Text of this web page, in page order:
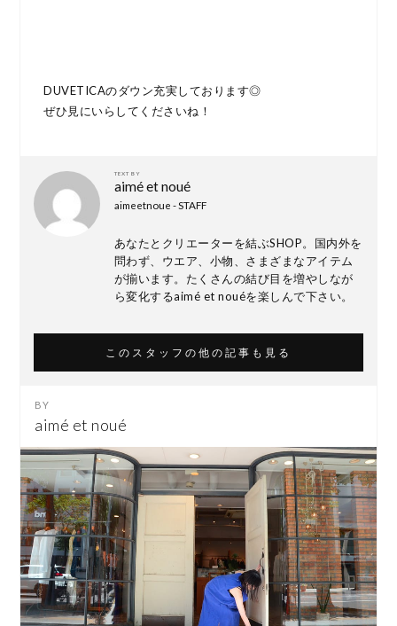
DUVETICAのダウン充実しております◎
ぜひ見にいらしてくださいね！
TEXT BY
aimé et noué
aimeetnoue - STAFF
あなたとクリエーターを結ぶSHOP。国内外を
問わず、ウエア、小物、さまざまなアイテム
が揃います。たくさんの結び目を増やしなが
ら変化するaimé et nouéを楽しんで下さい。
このスタッフの他の記事も見る
aimé et noué